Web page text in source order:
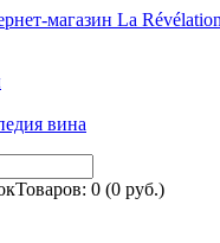
вина
Товаров: 0 (0 руб.)